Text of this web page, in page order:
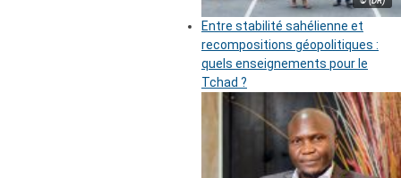
Entre stabilité sahélienne et
recompositions géopolitiques :
quels enseignements pour le
Tchad ?